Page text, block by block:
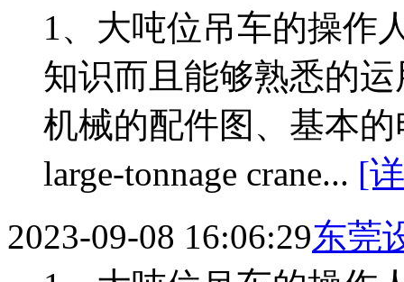
1、大吨位吊车的操作
知识而且能够熟悉的
机械的配件图、基本的
large-tonnage crane... [
2023-09-08 16:06:29东莞